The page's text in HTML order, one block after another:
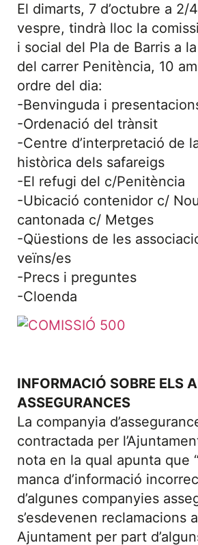
El dimarts, 7 d’octubre a 2/
vespre, tindrà lloc la
i social del Pla de Barris a
del carrer Penitència, 10
ordre del dia:
-Benvinguda i
-Ordenació del trànsit
-Centre d’interpretació de
històrica dels safareigs
-El refugi del c/Penitència
-Ubicació contenidor c/
cantonada c/ Metges
-Qüestions de les
veïns/es
-Precs i preguntes
-Cloenda
INFORMACIÓ SOBRE ELS
ASSEGURANCES
La companyia
contractada per
nota en la qual apunta que
manca d’informació
d’algunes companyies
s’esdevenen reclamacions
Ajuntament per part